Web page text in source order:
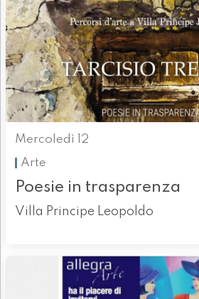
Mercoledì 12
Arte
Poesie in trasparenza
Villa Principe Leopoldo